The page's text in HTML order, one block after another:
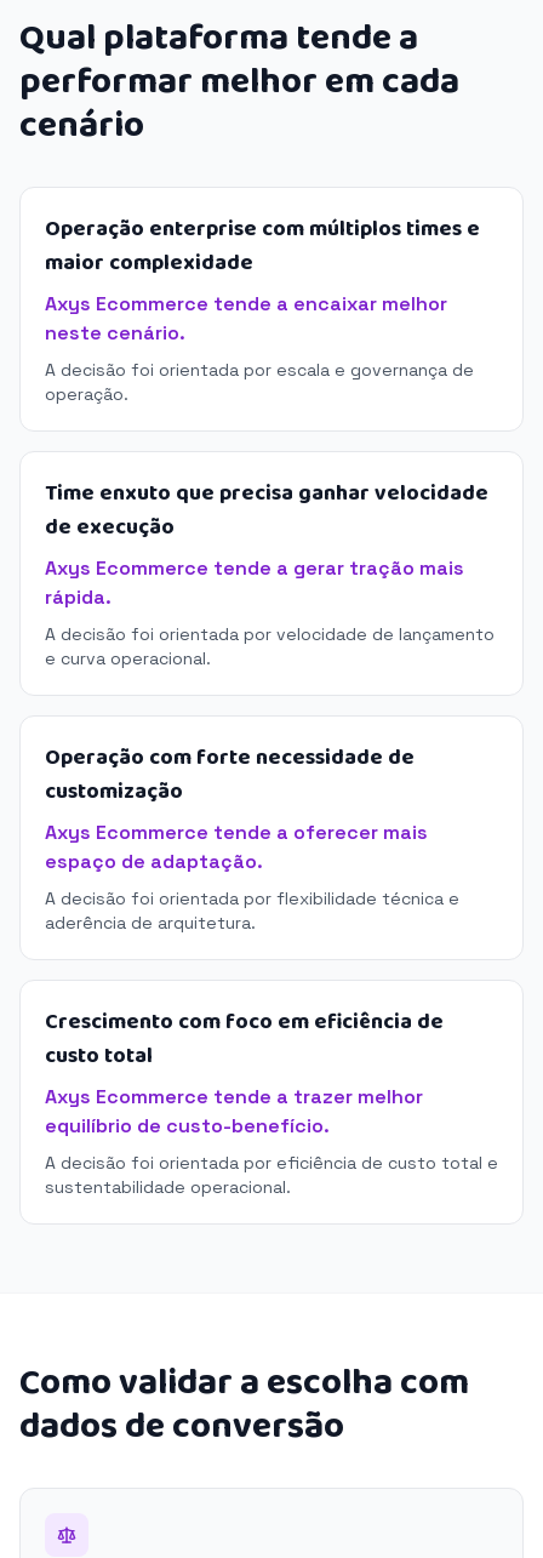
Qual plataforma tende a
performar melhor em cada
cenário
Operação enterprise com múltiplos times e
maior complexidade
Axys Ecommerce tende a encaixar melhor
neste cenário.
A decisão foi orientada por escala e governança de
operação.
Time enxuto que precisa ganhar velocidade
de execução
Axys Ecommerce tende a gerar tração mais
rápida.
A decisão foi orientada por velocidade de lançamento
e curva operacional.
Operação com forte necessidade de
customização
Axys Ecommerce tende a oferecer mais
espaço de adaptação.
A decisão foi orientada por flexibilidade técnica e
aderência de arquitetura.
Crescimento com foco em eficiência de
custo total
Axys Ecommerce tende a trazer melhor
equilíbrio de custo-benefício.
A decisão foi orientada por eficiência de custo total e
sustentabilidade operacional.
Como validar a escolha com
dados de conversão